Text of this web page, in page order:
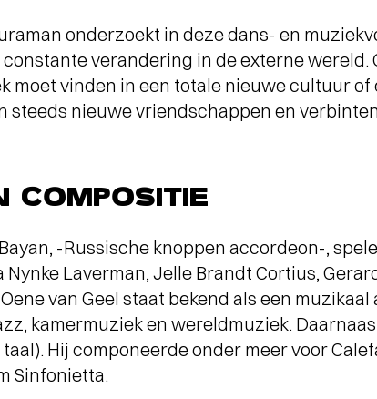
onderzoekt in deze dans- en
verandering in de externe wereld.
moet vinden in een totale nieuwe cultuur of
steeds nieuwe vriendschappen en
COMPOSITIE
-Russische knoppen accordeon-,
Laverman, Jelle Brandt Cortius,
van Geel staat bekend als een
kamermuziek en wereldmuziek.
Hij componeerde onder meer voor
Sinfonietta.